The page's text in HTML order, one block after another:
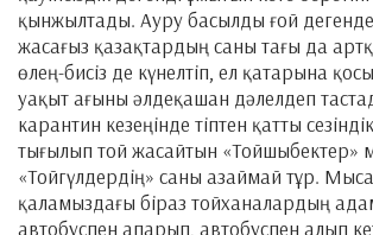
қынжылтады. Ауру басылды ғой
жасағыз қазақтардың саны тағы да
өлең-бисіз де күнелтіп, ел қатарына
уақыт ағыны әлдеқашан дәлелдеп
карантин кезеңінде тіптен қатты
тығылып той жасайтын «Тойшыбектер»
«Тойгүлдердің» саны азаймай тұр.
қаламыздағы біраз тойханалардың
автобуспен апарып, автобуспен алып